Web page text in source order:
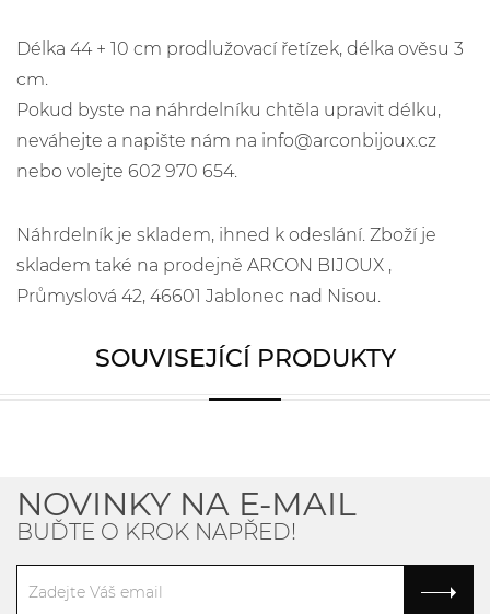
Délka 44 + 10 cm prodlužovací řetízek, délka ověsu 3
cm.
Pokud byste na náhrdelníku chtěla upravit délku,
neváhejte a napište nám na info@arconbijoux.cz
nebo volejte 602 970 654.
Náhrdelník je skladem, ihned k odeslání. Zboží je
skladem také na prodejně ARCON BIJOUX ,
Průmyslová 42, 46601 Jablonec nad Nisou.
SOUVISEJÍCÍ PRODUKTY
NOVINKY NA E-MAIL
BUĎTE O KROK NAPŘED!